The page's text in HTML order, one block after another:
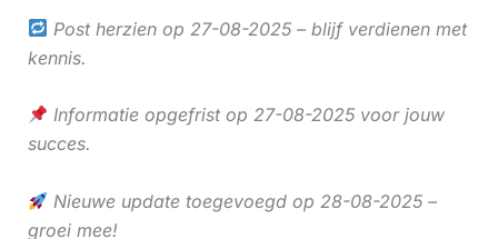
Post herzien op 27-08-2025 – blijf verdienen met
kennis.
Informatie opgefrist op 27-08-2025 voor jouw
succes.
Nieuwe update toegevoegd op 28-08-2025 –
groei mee!